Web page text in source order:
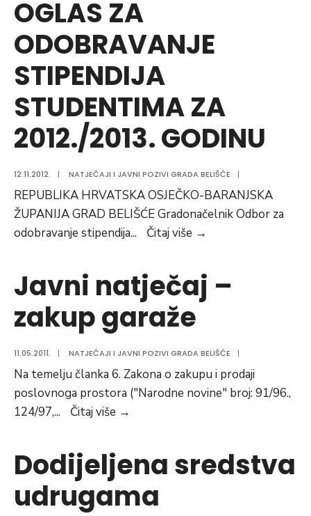
zakup
poslovnog
prostora
Trg
A.
Starčevića
OGLAS ZA
ODOBRAVANJE
STIPENDIJA
STUDENTIMA ZA
2012./2013. GODINU
12.11.2012. | NATJEČAJI I JAVNI POZIVI GRADA BELIŠĆE |
REPUBLIKA HRVATSKA OSJEČKO-BARANJSKA
ŽUPANIJA GRAD BELIŠĆE Gradonačelnik Odbor za
odobravanje stipendija... Čitaj više →
STIPENDIJA
2012./2013.
Javni natječaj –
zakup garaže
11.05.2011. | NATJEČAJI I JAVNI POZIVI GRADA BELIŠĆE |
Na temelju članka 6. Zakona o zakupu i prodaji
poslovnoga prostora ("Narodne novine" broj: 91/96.,
124/97,... Čitaj više →
zakup
garaže
Dodijeljena sredstva
udrugama